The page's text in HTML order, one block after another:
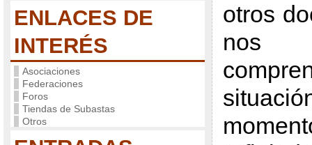
ENLACES DE
INTERÉS
Asociaciones
Federaciones
Foros
Tiendas de Subastas
Otros
otros
nos